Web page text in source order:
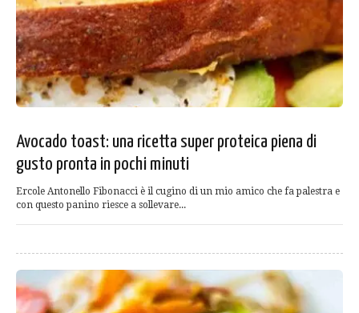
Avocado toast: una ricetta super proteica piena di
gusto pronta in pochi minuti
Ercole Antonello Fibonacci è il cugino di un mio amico che fa palestra e
con questo panino riesce a sollevare...